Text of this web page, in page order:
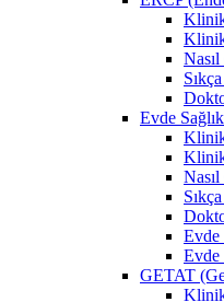
Evde
Evde
Evde
GETAT